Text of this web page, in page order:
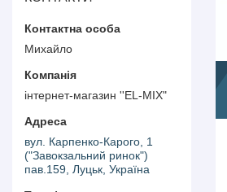
Михайло
інтернет-магазин ''EL-MIX"
вул. Карпенко-Карого, 1
("Завокзальний ринок")
пав.159, Луцьк, Україна